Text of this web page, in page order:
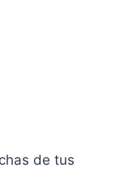
de tus